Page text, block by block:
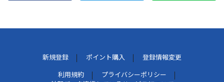
新規登録 ポイント購入
登録情報変更
利用規約
プライバシーポリシー